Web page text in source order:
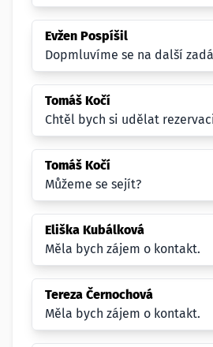
Evžen Pospíšil
Dopmluvíme se na další
Tomáš Kočí
Chtěl bych si udělat
Tomáš Kočí
Můžeme se sejít?
Eliška Kubálková
Měla bych zájem o kontakt.
Tereza Černochová
Měla bych zájem o kontakt.